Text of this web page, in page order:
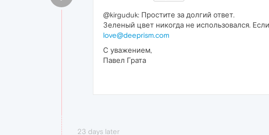
@kirguduk: Простите за долгий ответ.
Зеленый цвет никогда не использовался.
love@deeprism.com
С уважением,
Павел Грата
23 days later